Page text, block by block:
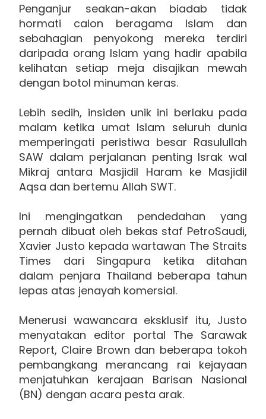
Penganjur seakan-akan biadab tidak
hormati calon beragama Islam dan
sebahagian penyokong mereka terdiri
daripada orang Islam yang hadir apabila
kelihatan setiap meja disajikan mewah
dengan botol minuman keras.
Lebih sedih, insiden unik ini berlaku pada
malam ketika umat Islam seluruh dunia
memperingati peristiwa besar Rasulullah
SAW dalam perjalanan penting Israk wal
Mikraj antara Masjidil Haram ke Masjidil
Aqsa dan bertemu Allah SWT.
Ini mengingatkan pendedahan yang
pernah dibuat oleh bekas staf PetroSaudi,
Xavier Justo kepada wartawan The Straits
Times dari Singapura ketika ditahan
dalam penjara Thailand beberapa tahun
lepas atas jenayah komersial.
Menerusi wawancara eksklusif itu, Justo
menyatakan editor portal The Sarawak
Report, Claire Brown dan beberapa tokoh
pembangkang merancang rai kejayaan
menjatuhkan kerajaan Barisan Nasional
(BN) dengan acara pesta arak.